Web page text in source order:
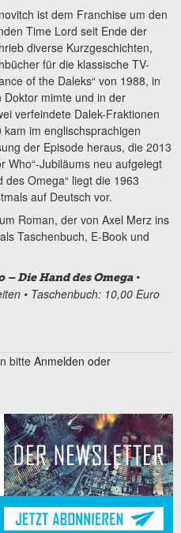
ist dem Franchise um den
Time Lord seit Ende der
diverse Kurzgeschichten,
für die klassische TV-
of the Daleks“ von 1988, in
mimte und in der
verfeindete Dalek-Fraktionen
im englischsprachigen
der Episode heraus, die 2013
Who“-Jubiläums neu aufgelegt
Omega“ liegt die 1963
auf Deutsch vor.
Roman, der von Axel Merz ins
Taschenbuch, E-Book und
Die Hand des Omega•
• Taschenbuch: 10,00 Euro
bitte Anmelden oder